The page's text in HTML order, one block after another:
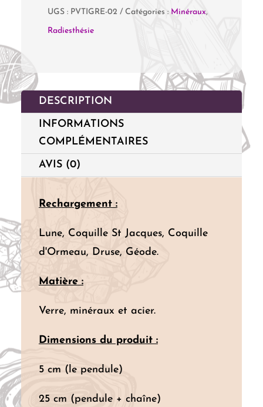
verre
avec
Tigre
UGS : PVTIGRE-02 Catégories : Minéraux,
Radiesthésie
DESCRIPTION
INFORMATIONS
COMPLÉMENTAIRES
AVIS (0)
Rechargement :
Lune, Coquille St Jacques, Coquille
d'Ormeau, Druse, Géode.
Matière :
Verre, minéraux et acier.
Dimensions du produit :
5 cm (le pendule)
25 cm (pendule + chaîne)